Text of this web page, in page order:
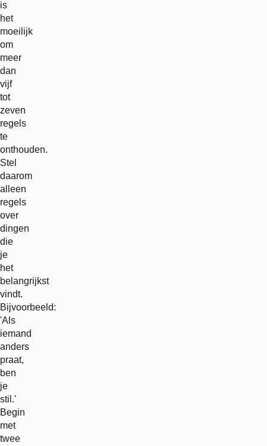
is
het
moeilijk
om
meer
dan
vijf
tot
zeven
regels
te
onthouden.
Stel
daarom
alleen
regels
over
dingen
die
je
het
belangrijkst
vindt.
Bijvoorbeeld:
'Als
iemand
anders
praat,
ben
je
stil.'
Begin
met
twee